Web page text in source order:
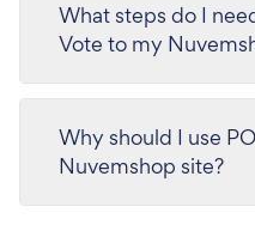
What steps do I
Vote to my
Why should I use
Nuvemshop site?